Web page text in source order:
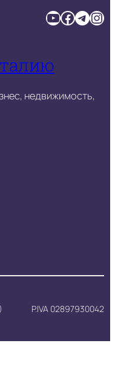
YouTube Facebook TelegramInstagram
недвижимость,
P.IVA 02897930042